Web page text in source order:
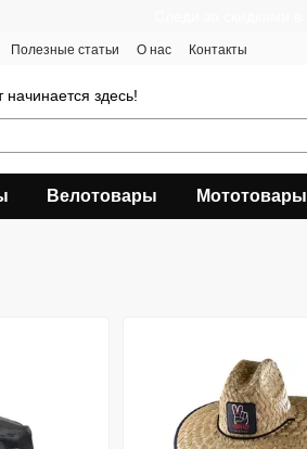
Полезные статьи О нас Контакты
здесь!
Велотовары Мототовары